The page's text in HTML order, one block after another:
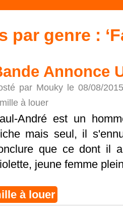
par genre :
Annonce
par Mouky le 08/08/
à louer
André est un
mais seul, il
que ce dont il
jeune femme
à louer